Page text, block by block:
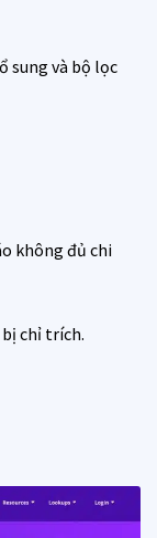
sung và bộ lọc
không đủ chi
chỉ trích.